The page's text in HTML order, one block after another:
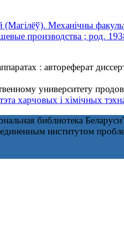
(Магілёў). Механічны
производства ; род.
: автореферат
университету
харчовых і хімічных
библиотека
институтом